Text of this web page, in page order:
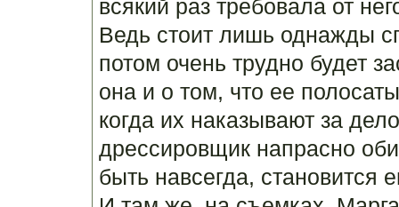
всякий раз требовала от
Ведь стоит лишь однажды
потом очень трудно будет
она и о том, что ее
когда их наказывают за
дрессировщик напрасно
быть навсегда, становится